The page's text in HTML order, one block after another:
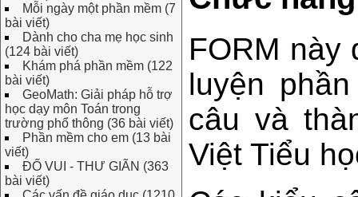
Mỗi ngày một phần mềm (7
bài viết)
Dành cho cha mẹ học sinh
(124 bài viết)
Khám phá phần mềm (122
bài viết)
GeoMath: Giải pháp hỗ trợ
học dạy môn Toán trong
trường phổ thông (36 bài viết)
Phần mềm cho em (13 bài
viết)
ĐỐ VUI - THƯ GIÃN (363
bài viết)
FORM này
luyện
câu và
Việt Tiểu